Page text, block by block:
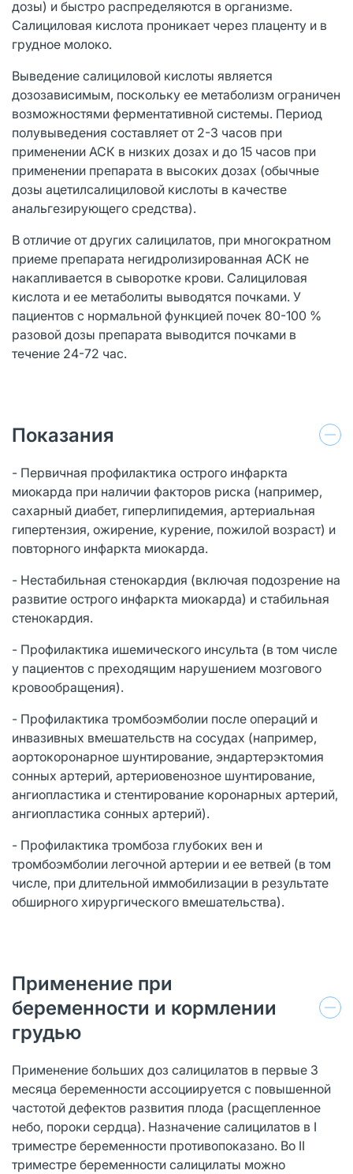
дозы) и быстро распределяются в организме.
Салициловая кислота проникает через плаценту и в
грудное молоко.
Выведение салициловой кислоты является
дозозависимым, поскольку ее метаболизм ограничен
возможностями ферментативной системы. Период
полувыведения составляет от 2-3 часов при
применении АСК в низких дозах и до 15 часов при
применении препарата в высоких дозах (обычные
дозы ацетилсалициловой кислоты в качестве
анальгезирующего средства).
В отличие от других салицилатов, при многократном
приеме препарата негидролизированная АСК не
накапливается в сыворотке крови. Салициловая
кислота и ее метаболиты выводятся почками. У
пациентов с нормальной функцией почек 80-100 %
разовой дозы препарата выводится почками в
течение 24-72 час.
Показания
- Первичная профилактика острого инфаркта
миокарда при наличии факторов риска (например,
сахарный диабет, гиперлипидемия, артериальная
гипертензия, ожирение, курение, пожилой возраст) и
повторного инфаркта миокарда.
- Нестабильная стенокардия (включая подозрение на
развитие острого инфаркта миокарда) и стабильная
стенокардия.
- Профилактика ишемического инсульта (в том числе
у пациентов с преходящим нарушением мозгового
кровообращения).
- Профилактика тромбоэмболии после операций и
инвазивных вмешательств на сосудах (например,
аортокоронарное шунтирование, эндартерэктомия
сонных артерий, артериовенозное шунтирование,
ангиопластика и стентирование коронарных артерий,
ангиопластика сонных артерий).
- Профилактика тромбоза глубоких вен и
тромбоэмболии легочной артерии и ее ветвей (в том
числе, при длительной иммобилизации в результате
обширного хирургического вмешательства).
Применение при
беременности и кормлении
грудью
Применение больших доз салицилатов в первые 3
месяца беременности ассоциируется с повышенной
частотой дефектов развития плода (расщепленное
небо, пороки сердца). Назначение салицилатов в I
триместре беременности противопоказано. Во II
триместре беременности салицилаты можно